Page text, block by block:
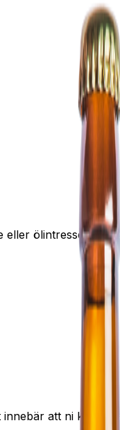
ölintresserad
att ni kan få